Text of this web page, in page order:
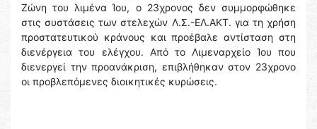
Ζώνη του λιμένα Ίου, ο 23χρονος δεν συμμορφώθηκε
στις συστάσεις των στελεχών Λ.Σ.-ΕΛ.ΑΚΤ. για τη χρήση
προστατευτικού κράνους και προέβαλε αντίσταση στη
διενέργεια του ελέγχου. Από το Λιμεναρχείο Ίου που
διενεργεί την προανάκριση, επιβλήθηκαν στον 23χρονο
οι προβλεπόμενες διοικητικές κυρώσεις.